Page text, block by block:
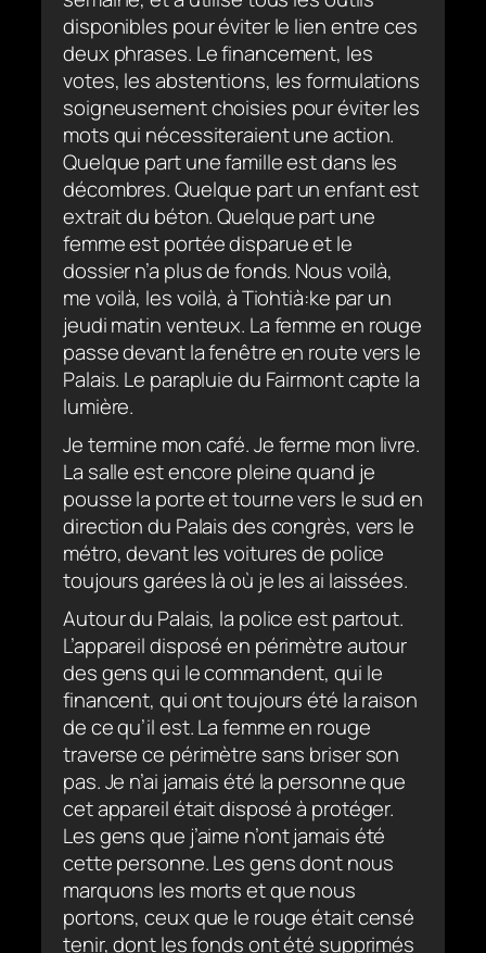
disponibles pour éviter le lien entre ces
deux phrases. Le financement, les
votes, les abstentions, les formulations
soigneusement choisies pour éviter les
mots qui nécessiteraient une action.
Quelque part une famille est dans les
décombres. Quelque part un enfant est
extrait du béton. Quelque part une
femme est portée disparue et le
dossier n’a plus de fonds. Nous voilà,
me voilà, les voilà, à Tiohtià:ke par un
jeudi matin venteux. La femme en rouge
passe devant la fenêtre en route vers le
Palais. Le parapluie du Fairmont capte la
lumière.
Je termine mon café. Je ferme mon livre.
La salle est encore pleine quand je
pousse la porte et tourne vers le sud en
direction du Palais des congrès, vers le
métro, devant les voitures de police
toujours garées là où je les ai laissées.
Autour du Palais, la police est partout.
L’appareil disposé en périmètre autour
des gens qui le commandent, qui le
financent, qui ont toujours été la raison
de ce qu’il est. La femme en rouge
traverse ce périmètre sans briser son
pas. Je n’ai jamais été la personne que
cet appareil était disposé à protéger.
Les gens que j’aime n’ont jamais été
cette personne. Les gens dont nous
marquons les morts et que nous
portons, ceux que le rouge était censé
tenir, dont les fonds ont été supprimés